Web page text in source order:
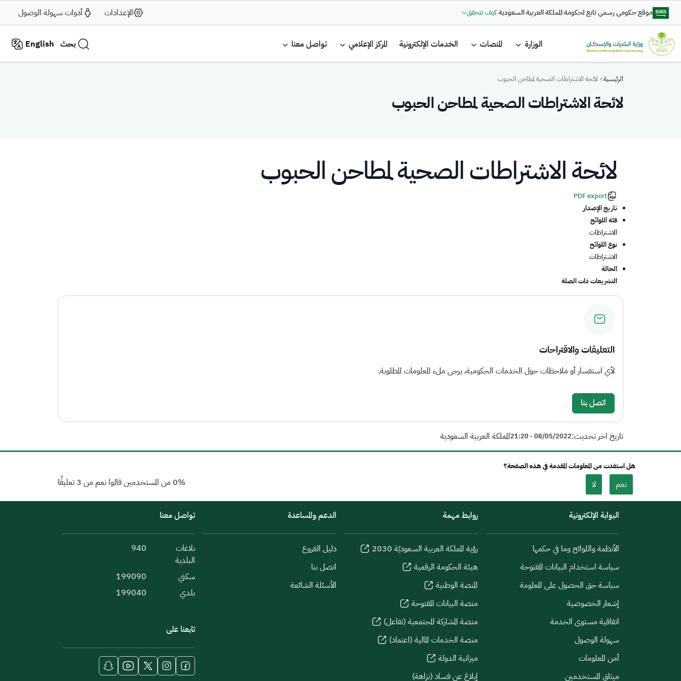
تجاوز إلى المحتوى الرئيسي
موقع حكومي رسمي تابع لحكومة المملكة العربية السعوديةكيف تتحقق الإعدادات أدوات سهولة الوصول
القائمة الرئيسية
الوزارة المنصات الخدمات الإلكترونية المركز الإعلامي تواصل معنا بحث English
Breadcrumb
الرئيسية لائحة الاشتراطات الصحية لمطاحن الحبوب
لائحة الاشتراطات الصحية لمطاحن الحبوب
لائحة الاشتراطات الصحية لمطاحن الحبوب
PDF export
تاريخ الإصدار
فئة اللوائح
الاشتراطات
نوع اللوائح
الاشتراطات
الحالة
التشريعات ذات الصلة
التعليقات والاقتراحات
لأي استفسار أو ملاحظات حول الخدمات الحكومية، يرجى ملء المعلومات المطلوبة.
اتصل بنا
تاريخ اخر تحديث:08/05/2022 - 21:20 المملكة العربية السعودية
هل استفدت من المعلومات المقدمة في هذه الصفحة؟
نعم لا 0% من المستخدمين قالوا نعم من 3 تعليقًا
البوابة الإلكترونية
الأنظمة واللوائح وما في حكمها
سياسة استخدام البيانات المفتوحة
سياسة حق الحصول على المعلومة
إشعار الخصوصية
اتفاقية مستوى الخدمة
سهولة الوصول
أمن المعلومات
ميثاق المستخدمين
روابط مهمة
رؤية المملكة العربية السعوديّة 2030
هيئة الحكومة الرقمية
المنصة الوطنية
منصة البيانات المفتوحة
منصة المشاركة المجتمعية (تفاعل)
منصة الخدمات المالية (اعتماد)
ميزانية الدولة
إبلاغ عن فساد (نزاهة)
الدعم والمساعدة
دليل الفروع
اتصل بنا
الأسئلة الشائعة
تواصل معنا
بلاغات
البلدية
940
سكني
199090
بلدي
199040
تابعنا على